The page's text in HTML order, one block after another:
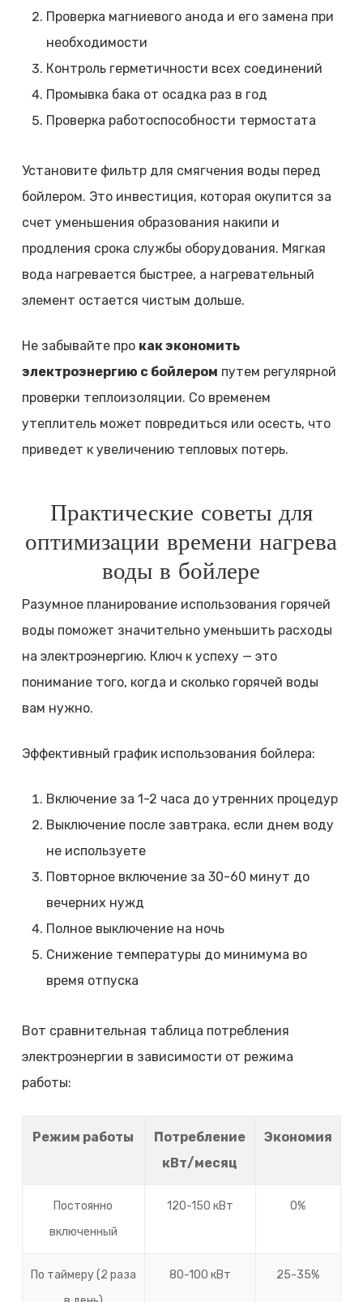
Проверка магниевого анода и его замена при
необходимости
Контроль герметичности всех соединений
Промывка бака от осадка раз в год
Проверка работоспособности термостата
Установите фильтр для смягчения воды перед
бойлером. Это инвестиция, которая окупится за
счет уменьшения образования накипи и
продления срока службы оборудования. Мягкая
вода нагревается быстрее, а нагревательный
элемент остается чистым дольше.
Не забывайте про как экономить
электроэнергию с бойлером путем регулярной
проверки теплоизоляции. Со временем
утеплитель может повредиться или осесть, что
приведет к увеличению тепловых потерь.
Практические советы для
оптимизации времени нагрева
воды в бойлере
Разумное планирование использования горячей
воды поможет значительно уменьшить расходы
на электроэнергию. Ключ к успеху — это
понимание того, когда и сколько горячей воды
вам нужно.
Эффективный график использования бойлера:
Включение за 1-2 часа до утренних процедур
Выключение после завтрака, если днем воду
не используете
Повторное включение за 30-60 минут до
вечерних нужд
Полное выключение на ночь
Снижение температуры до минимума во
время отпуска
Вот сравнительная таблица потребления
электроэнергии в зависимости от режима
работы:
Режим работы
Потребление
кВт/месяц
Экономия
Постоянно
включенный
120-150 кВт 0%
По таймеру (2 раза
80-100 кВт 25-35%